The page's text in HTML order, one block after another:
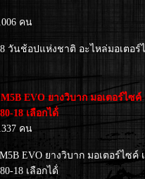
คน
วันช้อปแห่งชาติ อะไหล่มอเตอร์ไ
EVO ยางวิบาก มอเตอร์ไซค์
18 เลือกได้่
คน
EVO ยางวิบาก มอเตอร์ไซค์
18 เลือกได้่